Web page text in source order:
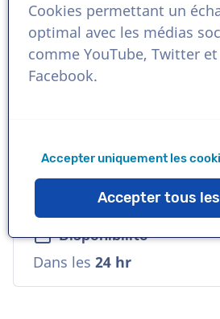
Langue
Anglais (Irlande)
Références
Voix
Commerciale, Profonde,
Disponibilité
Dans les 24 hr
Cookies permettant un
optimal avec les médias
comme YouTube, Twitter et
Facebook.
Accepter uniquement les
Accepter tous